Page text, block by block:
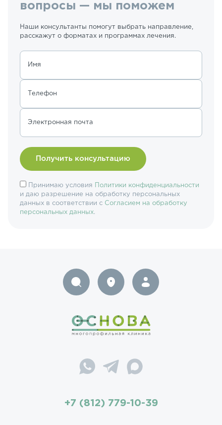
вопросы — мы поможем
Наши консультанты помогут выбрать направление,
расскажут о форматах и программах лечения.
Имя
Телефон
Электронная почта
Принимаю условия
Политики конфиденциальности
и даю разрешение на обработку персональных
данных в соответствии с Согласием на обработку
персональных данных.
+7 (812) 779-10-39